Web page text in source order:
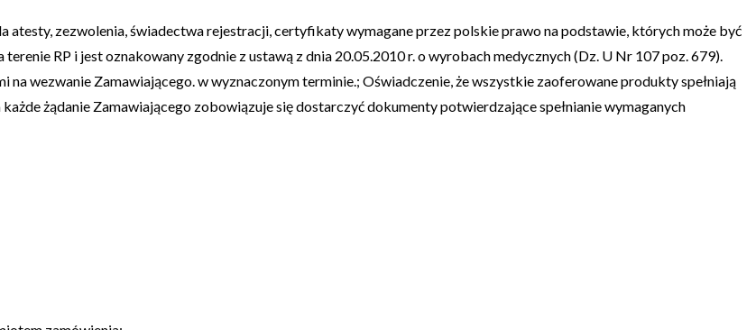
zezwolenia, świadectwa rejestracji, certyfikaty wymagane przez polskie prawo na podstawie, których może być
RP i jest oznakowany zgodnie z ustawą z dnia 20.05.2010 r. o wyrobach medycznych (Dz. U Nr 107 poz. 679).
wezwanie Zamawiającego. w wyznaczonym terminie.; Oświadczenie, że wszystkie zaoferowane produkty spełniają
żądanie Zamawiającego zobowiązuje się dostarczyć dokumenty potwierdzające spełnianie wymaganych